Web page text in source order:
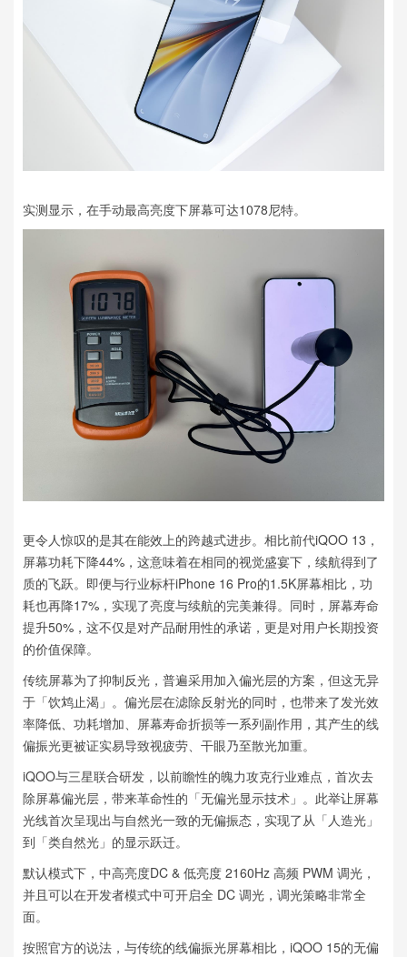
实测显示，在手动最高亮度下屏幕可达1078尼特。
更令人惊叹的是其在能效上的跨越式进步。相比前代iQOO 13，
屏幕功耗下降44%，这意味着在相同的视觉盛宴下，续航得到了
质的飞跃。即便与行业标杆iPhone 16 Pro的1.5K屏幕相比，功
耗也再降17%，实现了亮度与续航的完美兼得。同时，屏幕寿命
提升50%，这不仅是对产品耐用性的承诺，更是对用户长期投资
的价值保障。
传统屏幕为了抑制反光，普遍采用加入偏光层的方案，但这无异
于「饮鸩止渴」。偏光层在滤除反射光的同时，也带来了发光效
率降低、功耗增加、屏幕寿命折损等一系列副作用，其产生的线
偏振光更被证实易导致视疲劳、干眼乃至散光加重。
iQOO与三星联合研发，以前瞻性的魄力攻克行业难点，首次去
除屏幕偏光层，带来革命性的「无偏光显示技术」。此举让屏幕
光线首次呈现出与自然光一致的无偏振态，实现了从「人造光」
到「类自然光」的显示跃迁。
默认模式下，中高亮度DC & 低亮度 2160Hz 高频 PWM 调光，
并且可以在开发者模式中可开启全 DC 调光，调光策略非常全
面。
按照官方的说法，与传统的线偏振光屏幕相比，iQOO 15的无偏